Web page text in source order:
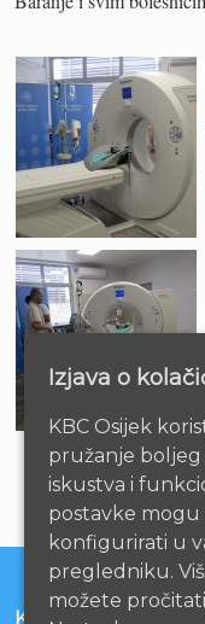
KONTAKT
Izjava o
KBC Osijek
pružanje boljeg
iskustva i
postavke mogu
konfigurirati u
pregledniku.
možete